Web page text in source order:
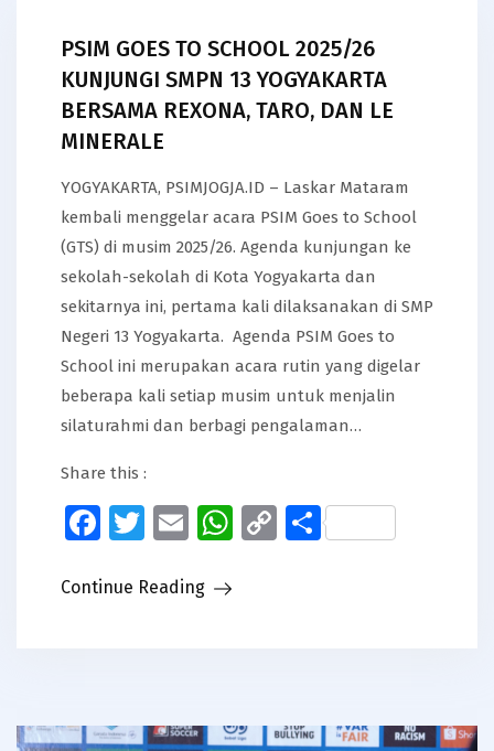
PSIM GOES TO SCHOOL 2025/26
KUNJUNGI SMPN 13 YOGYAKARTA
BERSAMA REXONA, TARO, DAN LE
MINERALE
YOGYAKARTA, PSIMJOGJA.ID – Laskar Mataram
kembali menggelar acara PSIM Goes to School
(GTS) di musim 2025/26. Agenda kunjungan ke
sekolah-sekolah di Kota Yogyakarta dan
sekitarnya ini, pertama kali dilaksanakan di SMP
Negeri 13 Yogyakarta. Agenda PSIM Goes to
School ini merupakan acara rutin yang digelar
beberapa kali setiap musim untuk menjalin
silaturahmi dan berbagi pengalaman…
Share this :
Facebook
Twitter
EmailWhatsApp
CopyShare
Continue Reading